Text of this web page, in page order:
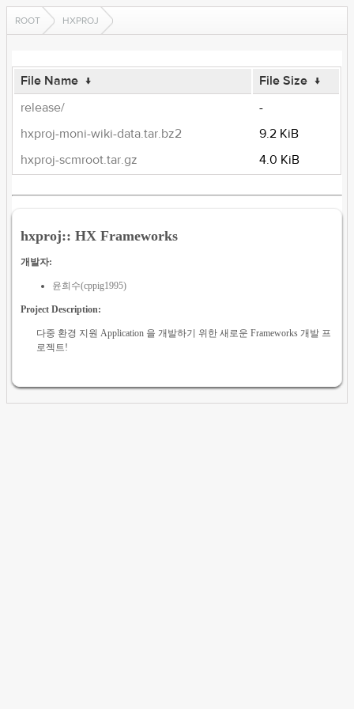
ROOT HXPROJ
File Name ↓ File Size ↓
release/
-
hxproj-moni-wiki-data.tar.bz2
9.2 KiB
hxproj-scmroot.tar.gz
4.0 KiB
hxproj:: HX Frameworks
개발자:
윤희수(cppig1995)
Project Description:
다중 환경 지원 Application 을 개발하기 위한 새로운 Frameworks 개발 프
로젝트!